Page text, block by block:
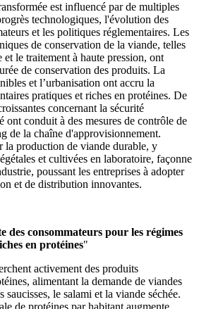
est influencé par de multiples
technologiques, l'évolution des
et les politiques réglementaires. Les
de conservation de la viande, telles
le traitement à haute pression, ont
de conservation des produits. La
et l’urbanisation ont accru la
pratiques et riches en protéines. De
concernant la sécurité
ont conduit à des mesures de contrôle de
de la chaîne d'approvisionnement.
la production de viande durable, y
et cultivées en laboratoire, façonne
poussant les entreprises à adopter
et de distribution innovantes.
des consommateurs pour les régimes
en protéines"
activement des produits
alimentant la demande de viandes
saucisses, le salami et la viande séchée.